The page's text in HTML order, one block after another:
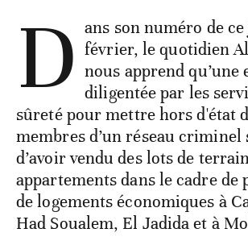
D ans son numéro de
février, le quotidien
nous apprend qu’une
diligentée par les
sûreté pour mettre hors d'état
membres d’un réseau criminel
d’avoir vendu des lots de
appartements dans le cadre
de logements économiques à
Had Soualem, El Jadida et à